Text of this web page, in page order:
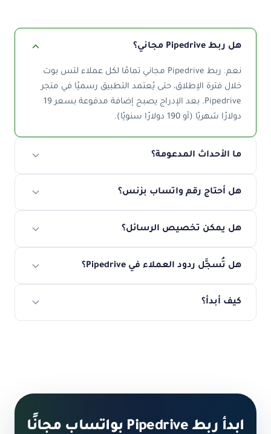
هل ربط Pipedrive مجاني؟
نعم. ربط Pipedrive مجاني تمامًا لكل عملاء لتس بوت
خلال فترة الإطلاق، حتى يُعتمد التطبيق رسميًا في متجر
Pipedrive. بعد الإدراج يصبح إضافة مدفوعة بسعر 19
دولارًا شهريًا (أو 190 دولارًا سنويًا).
ما الأحداث المدعومة؟
هل أحتاج رقم واتساب بزنس؟
هل يمكن تخصيص الرسائل؟
هل تُسجَّل ردود العملاء في Pipedrive؟
كيف أبدأ؟
ابدأ ربط Pipedrive بواتساب مجانًا